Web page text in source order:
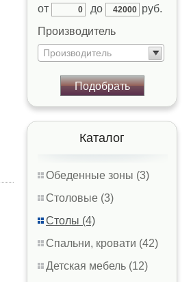
от до
руб.
Производитель
Производитель
Подобрать
Каталог
Обеденные зоны (3)
Столовые (3)
Столы (4)
Спальни, кровати (42)
Детская мебель (12)